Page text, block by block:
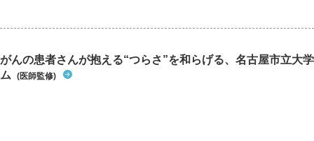
がんの患者さんが抱える“つらさ”を和らげる、名古屋市立大
ム
(医師監修)